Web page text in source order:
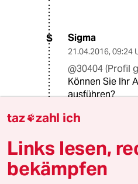
S Sigma
21.04.2016, 09:24
@30404 (Profil
Können Sie Ihr
ausführen?
Krimbewohner
meinen Sie,
Krimbewohner
ausreicht?
taz zahl ich
Links lesen,
bekämpfen